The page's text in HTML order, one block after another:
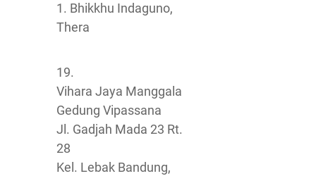
1. Bhikkhu Indaguno,
Thera
19.
Vihara Jaya Manggala
Gedung Vipassana
Jl. Gadjah Mada 23 Rt.
28
Kel. Lebak Bandung,